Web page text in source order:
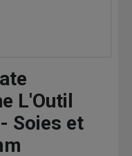
L'Outil
Soies et